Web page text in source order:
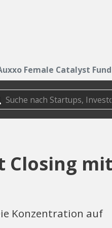
Female Catalyst Fund
Closing
Konzentration auf